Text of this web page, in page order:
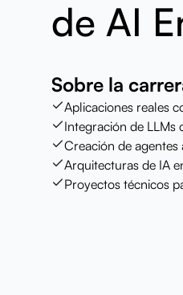
de AI
Sobre la
Aplicaciones reales
Integración de LLMs
Creación de
Arquitecturas de IA
Proyectos técnicos